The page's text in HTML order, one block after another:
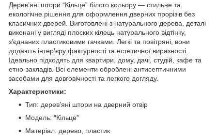
Дерев’яні штори “Кільце” білого кольору — стильне та
екологічне рішення для оформлення дверних прорізів без
класичних дверей. Виготовлені з натурального дерева, деталі
виконані у вигляді плоских кілець натурального відтінку,
з’єднаних пластиковими гачками. Легкі та повітряні, вони
додають інтер’єру фактурності та естетичної виразності.
Ідеально підходять для квартири, дому, дачі, студій, кафе та
етно-закладів. Всі елементи оброблені антисептичними
засобами для довговічності та легкого догляду.
Характеристики:
Тип: дерев’яні штори на дверний отвір
Модель: “Кільце”
Матеріал: дерево, пластик